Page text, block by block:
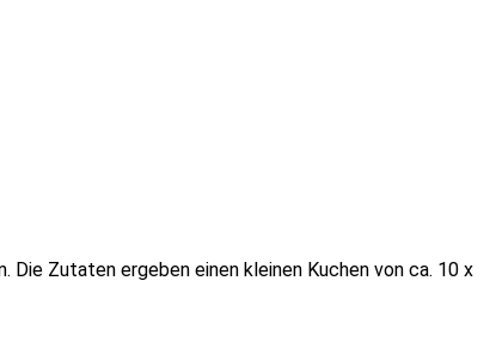
Zutaten ergeben einen kleinen Kuchen von ca. 10 x